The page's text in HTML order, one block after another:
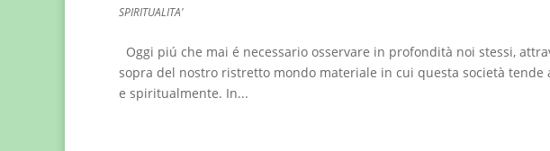
SPIRITUALITA'
Oggi piú che mai é necessario osservare in profondità noi stessi,
sopra del nostro ristretto mondo materiale in cui questa società
e spiritualmente. In...